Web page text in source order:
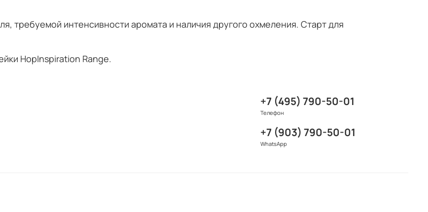
требуемой интенсивности аромата и наличия другого охмеления. Старт для
HopInspiration Range.
+7 (495) 790-50-01
Телефон
+7 (903) 790-50-01
WhatsApp